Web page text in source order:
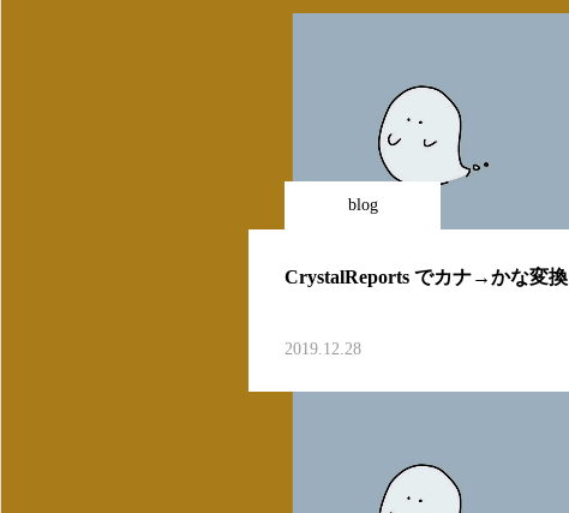
blog
CrystalReports でカナ→かな変換
2019.12.28